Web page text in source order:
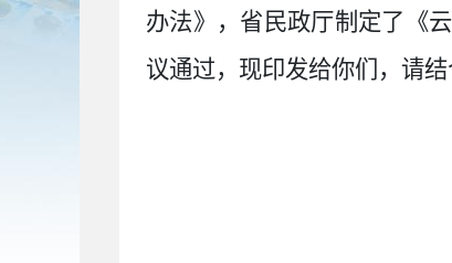
办法》，省民政厅制定了《
议通过，现印发给你们，请结